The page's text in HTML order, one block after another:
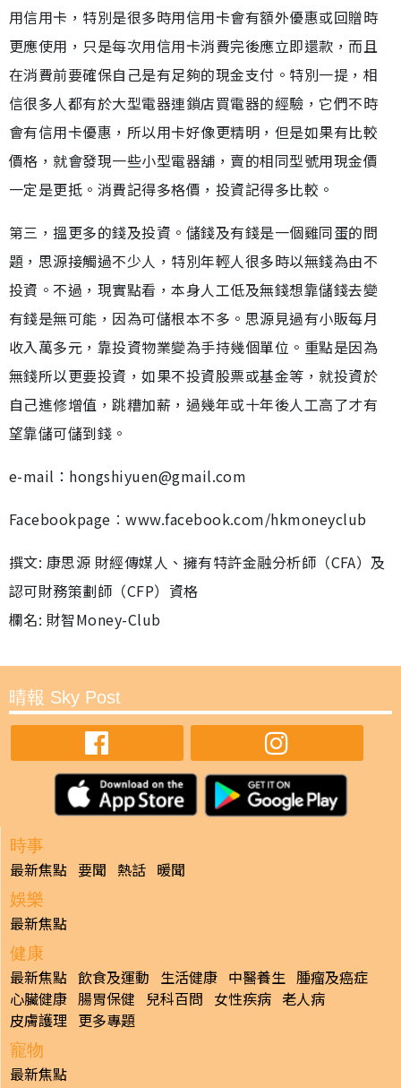
用信用卡，特別是很多時用信用卡會有額外優惠或回贈時
更應使用，只是每次用信用卡消費完後應立即還款，而且
在消費前要確保自己是有足夠的現金支付。特別一提，相
信很多人都有於大型電器連鎖店買電器的經驗，它們不時
會有信用卡優惠，所以用卡好像更精明，但是如果有比較
價格，就會發現一些小型電器舖，賣的相同型號用現金價
一定是更抵。消費記得多格價，投資記得多比較。
第三，搵更多的錢及投資。儲錢及有錢是一個雞同蛋的問
題，思源接觸過不少人，特別年輕人很多時以無錢為由不
投資。不過，現實點看，本身人工低及無錢想靠儲錢去變
有錢是無可能，因為可儲根本不多。思源見過有小販每月
收入萬多元，靠投資物業變為手持幾個單位。重點是因為
無錢所以更要投資，如果不投資股票或基金等，就投資於
自己進修增值，跳糟加薪，過幾年或十年後人工高了才有
望靠儲可儲到錢。
e-mail：hongshiyuen@gmail.com
Facebookpage︰www.facebook.com/hkmoneyclub
撰文: 康思源 財經傳媒人、擁有特許金融分析師（CFA）及
認可財務策劃師（CFP）資格
欄名: 財智Money-Club
晴報 Sky Post
時事
最新焦點 要聞 熱話 暖聞
娛樂
最新焦點
健康
最新焦點 飲食及運動 生活健康 中醫養生 腫瘤及癌症
心臟健康 腸胃保健 兒科百問 女性疾病 老人病
皮膚護理 更多專題
寵物
最新焦點